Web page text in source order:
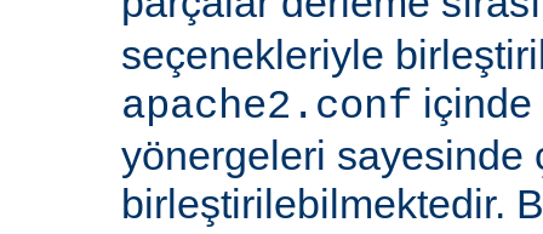
seçenekleriyle
apache2.conf içinde
yönergeleri sayesinde
birleştirilebilmektedir.